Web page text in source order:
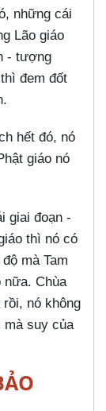
những cái
Lão giáo
- tượng
đem đốt
hết đó, nó
giáo nó
giai đoạn -
thì nó có
mà Tam
nữa. Chùa
nó không
suy của